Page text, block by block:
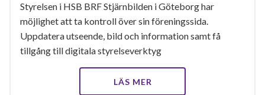
Styrelsen i HSB BRF Stjärnbilden i Göteborg har
möjlighet att ta kontroll över sin föreningssida.
Uppdatera utseende, bild och information samt få
tillgång till digitala styrelseverktyg
LÄS MER